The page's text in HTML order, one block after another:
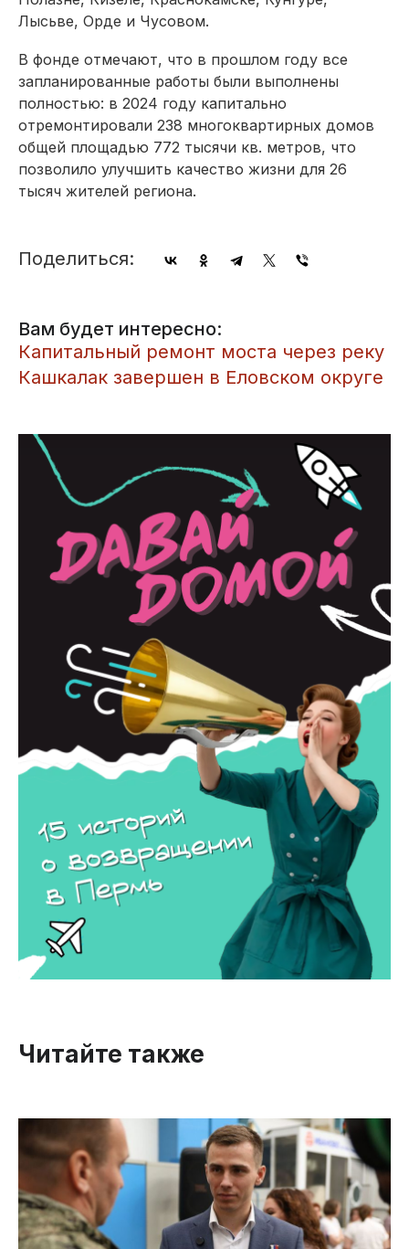
Лысьве, Орде и Чусовом.
В фонде отмечают, что в прошлом году все
запланированные работы были выполнены
полностью: в 2024 году капитально
отремонтировали 238 многоквартирных домов
общей площадью 772 тысячи кв. метров, что
позволило улучшить качество жизни для 26
тысяч жителей региона.
Поделиться:
Вам будет интересно:
Капитальный ремонт моста через реку
Кашкалак завершен в Еловском округе
Читайте также